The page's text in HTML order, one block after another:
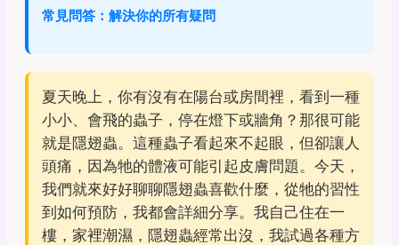
常見問答：解決你的所有疑問
夏天晚上，你有沒有在陽台或房間裡，看到一種
小小、會飛的蟲子，停在燈下或牆角？那很可能
就是隱翅蟲。這種蟲子看起來不起眼，但卻讓人
頭痛，因為牠的體液可能引起皮膚問題。今天，
我們就來好好聊聊隱翅蟲喜歡什麼，從牠的習性
到如何預防，我都會詳細分享。我自己住在一
樓，家裡潮濕，隱翅蟲經常出沒，我試過各種方